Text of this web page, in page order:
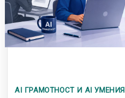
AI ГРАМОТНОСТ И AI УМЕНИЯ